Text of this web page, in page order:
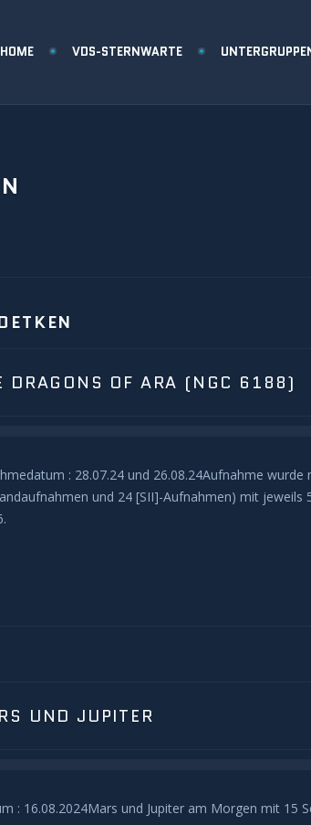
HOME VDS-STERNWARTE
DRAGONS OF ARA (NGC 6188)
: 28.07.24 und 26.08.24Aufnahme
und 24 [SII]-Aufnahmen) mit
UND JUPITER
: 16.08.2024Mars und Jupiter am Morgen mit 15